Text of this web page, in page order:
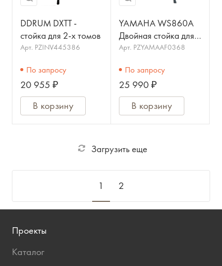
DDRUM DXTT -
стойка для 2-х томов
Арт. PZINV445386
По запросу
20 955 ₽
В корзину
YAMAHA WS860A
Двойная стойка для
томов
Арт. PZYAMAAF0368
По запросу
25 990 ₽
В корзину
Загрузить еще
1 2
Проекты
Каталог